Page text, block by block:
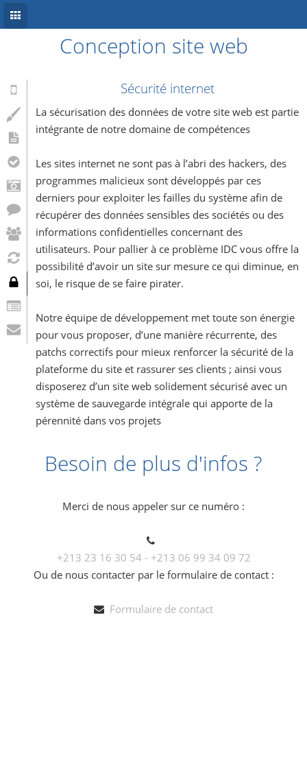
Accueil
Développement mobile
Système d’information
Informations
Conception site web
Sécurité internet
La sécurisation des données de votre site web est partie
intégrante de notre domaine de compétences
Les sites internet ne sont pas à l’abri des hackers, des
programmes malicieux sont développés par ces
derniers pour exploiter les failles du système afin de
récupérer des données sensibles des sociétés ou des
informations confidentielles concernant des
utilisateurs. Pour pallier à ce problème IDC vous offre la
possibilité d’avoir un site sur mesure ce qui diminue, en
soi, le risque de se faire pirater.
Notre équipe de développement met toute son énergie
pour vous proposer, d’une manière récurrente, des
patchs correctifs pour mieux renforcer la sécurité de la
plateforme du site et rassurer ses clients ; ainsi vous
disposerez d’un site web solidement sécurisé avec un
système de sauvegarde intégrale qui apporte de la
pérennité dans vos projets
Besoin de plus d'infos ?
Merci de nous appeler sur ce numéro :
+213 23 16 30 54 - +213 06 99 34 09 72
Ou de nous contacter par le formulaire de contact :
Formulaire de contact